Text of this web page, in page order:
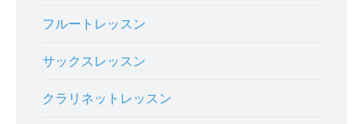
フルートレッスン
サックスレッスン
クラリネットレッスン